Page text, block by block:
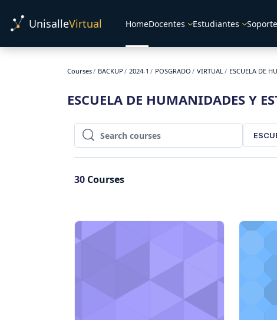
UnisalleVirtual HomeDocentes Estudiantes Soporte
Courses BACKUP 2024-1 POSGRADO VIRTUAL ESCUELA DE
ESCUELA DE HUMANIDADES Y
Search courses
Search courses
30 Courses